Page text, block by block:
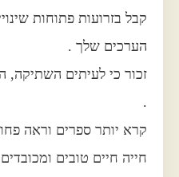
קבל בזרועות פתוחות
הערכים שלך .
זכור כי לעיתים השתיקה,
.
קרא יותר ספרים וראה
חייה חיים טובים